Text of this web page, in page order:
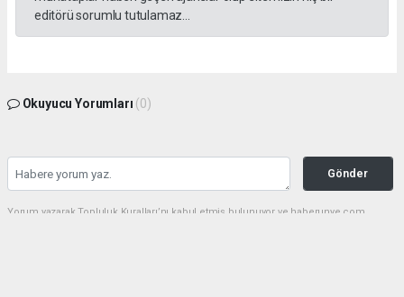
editörü sorumlu tutulamaz...
Okuyucu Yorumları (0)
Gönder
Yorum yazarak Topluluk Kuralları’nı kabul etmiş bulunuyor ve haberunye.com